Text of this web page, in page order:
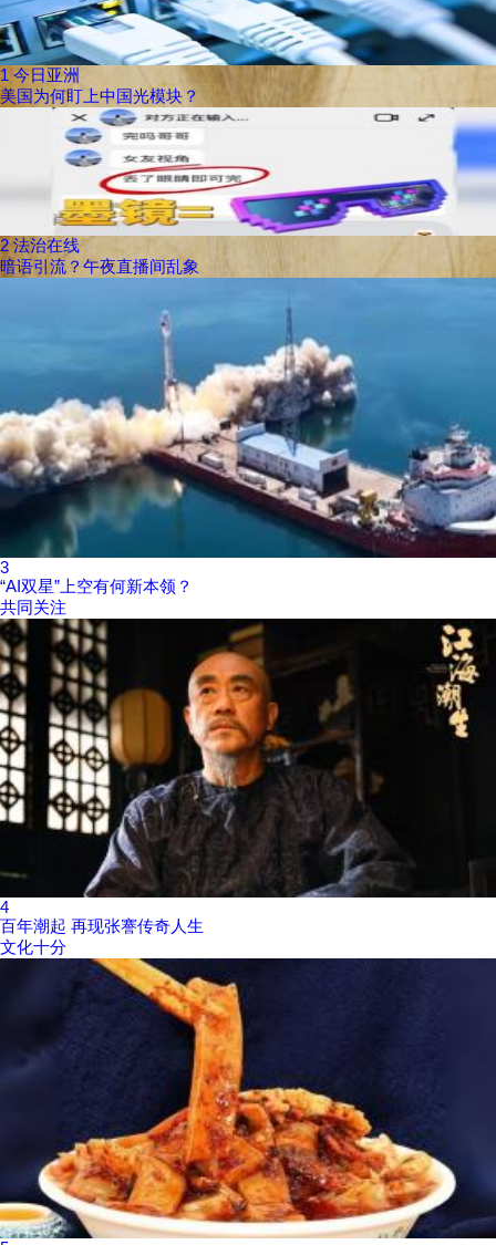
1 今日亚洲
美国为何盯上中国光模块？
2 法治在线
暗语引流？午夜直播间乱象
3
“AI双星”上空有何新本领？
共同关注
4
百年潮起 再现张謇传奇人生
文化十分